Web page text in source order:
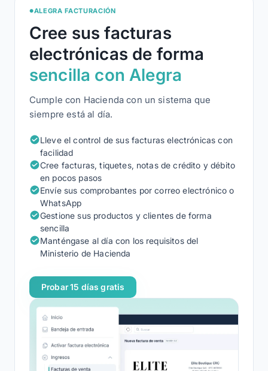
●ALEGRA FACTURACIÓN
Cree sus facturas
electrónicas de forma
sencilla con Alegra
Cumple con Hacienda con un sistema que
siempre está al día.
Lleve el control de sus facturas electrónicas con
facilidad
Cree facturas, tiquetes, notas de crédito y débito
en pocos pasos
Envíe sus comprobantes por correo electrónico o
WhatsApp
Gestione sus productos y clientes de forma
sencilla
Manténgase al día con los requisitos del
Ministerio de Hacienda
Probar 15 días gratis